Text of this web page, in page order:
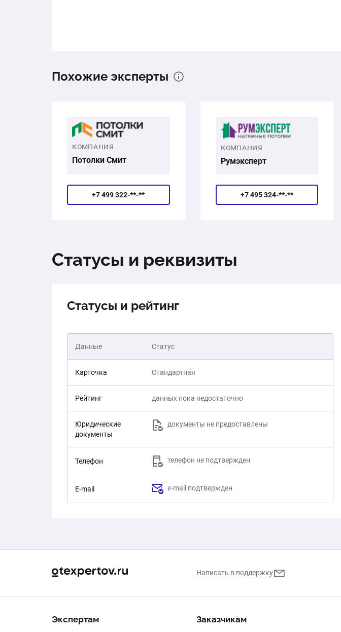
Похожие эксперты
КОМПАНИЯ
Потолки Смит
+7 499 322-**-**
КОМПАНИЯ
Румэксперт
+7 495 324-**-**
Статусы и реквизиты
Статусы и рейтинг
Данные Статус
Карточка Стандартная
Рейтинг данных пока недостаточно
Юридические
документы
документы не предоставлены
Телефон телефон не подтвержден
E-mail e-mail подтвержден
Написать в поддержку
Экспертам Заказчикам